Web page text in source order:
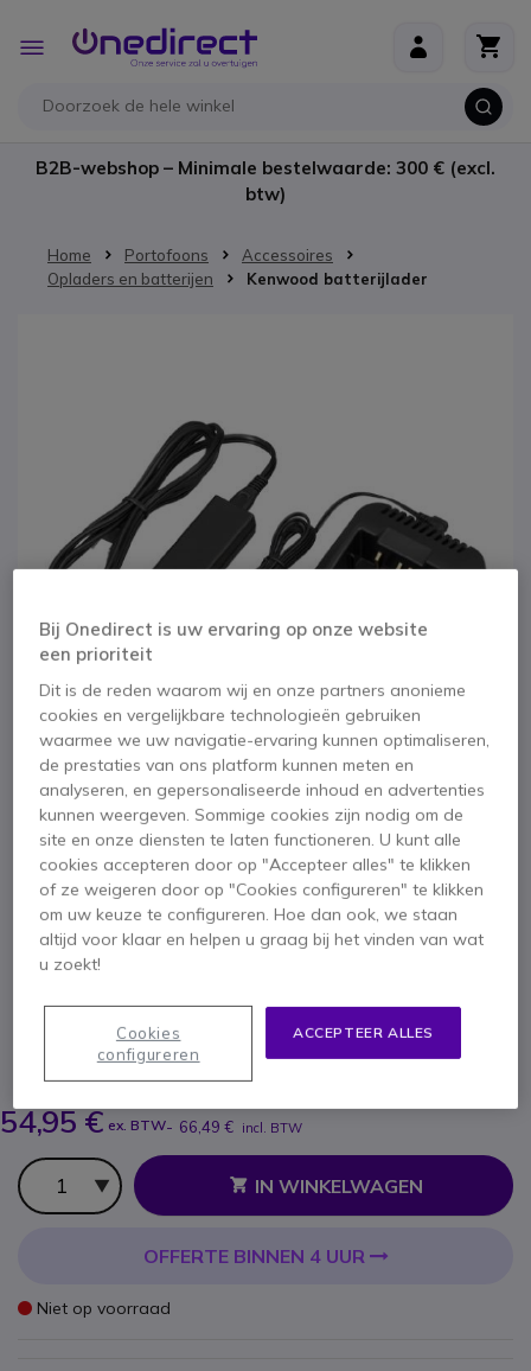
Toggle
Nav
B2B-webshop – Minimale bestelwaarde: 300 € (excl.
btw)
Home Portofoons
Accessoires
Opladers en batterijen
Kenwood batterijlader
Kenwood
batterijlader
SKU KWSC25 // Referentie fabrikant: KSC-25LSE
1 positie oplader voor Kenwood KNB-24A / 25A /
26N / 35N / 55L / 56N / 57L batterijen
BESPAAR 8,00 €
54,95 € ex. BTW- 66,49 € incl. BTW
Aantal
IN WINKELWAGEN
OFFERTE BINNEN 4 UUR
Niet op voorraad
Ga naar het begin van de afbeeldingen-gallerij
Bij Onedirect is uw ervaring op onze website
een prioriteit
Dit is de reden waarom wij en onze partners anonieme
cookies en vergelijkbare technologieën gebruiken
waarmee we uw navigatie-ervaring kunnen optimaliseren,
de prestaties van ons platform kunnen meten en
analyseren, en gepersonaliseerde inhoud en advertenties
kunnen weergeven. Sommige cookies zijn nodig om de
site en onze diensten te laten functioneren. U kunt alle
cookies accepteren door op "Accepteer alles" te klikken
of ze weigeren door op "Cookies configureren" te klikken
om uw keuze te configureren. Hoe dan ook, we staan
altijd voor klaar en helpen u graag bij het vinden van wat
u zoekt!
ACCEPTEER ALLES
Cookies
configureren